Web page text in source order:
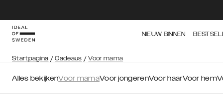
NIEUW BINNEN
Startpagina / Cadeaus / Voor mama
Alles bekijkenVoor mamaVoor jongerenVoor haarVoor hem